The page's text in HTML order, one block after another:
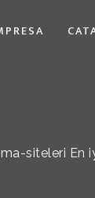
siteleri En